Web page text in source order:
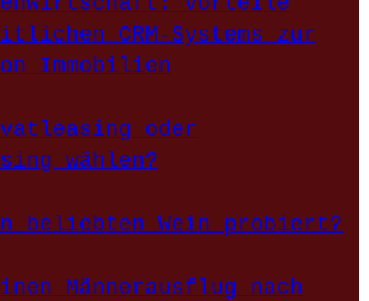
CRM-Systems zur
Immobilien
oder
wählen?
beliebten Wein probiert?
Männerausflug nach